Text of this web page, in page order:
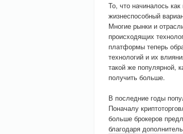
То, что начиналось
жизнеспособный
Многие рынки и
происходящих
платформы теперь
технологий и их
такой же популярной,
получить больше.
В последние годы
Поначалу
больше брокеров
благодаря